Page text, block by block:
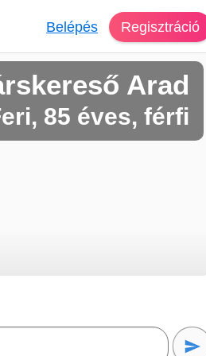
Belépés Regisztráció
Arad
85 éves, férfi